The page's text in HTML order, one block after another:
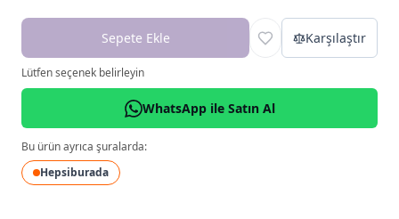
Sepete Ekle Karşılaştır
Lütfen seçenek belirleyin
WhatsApp ile Satın Al
Bu ürün ayrıca şuralarda:
Hepsiburada